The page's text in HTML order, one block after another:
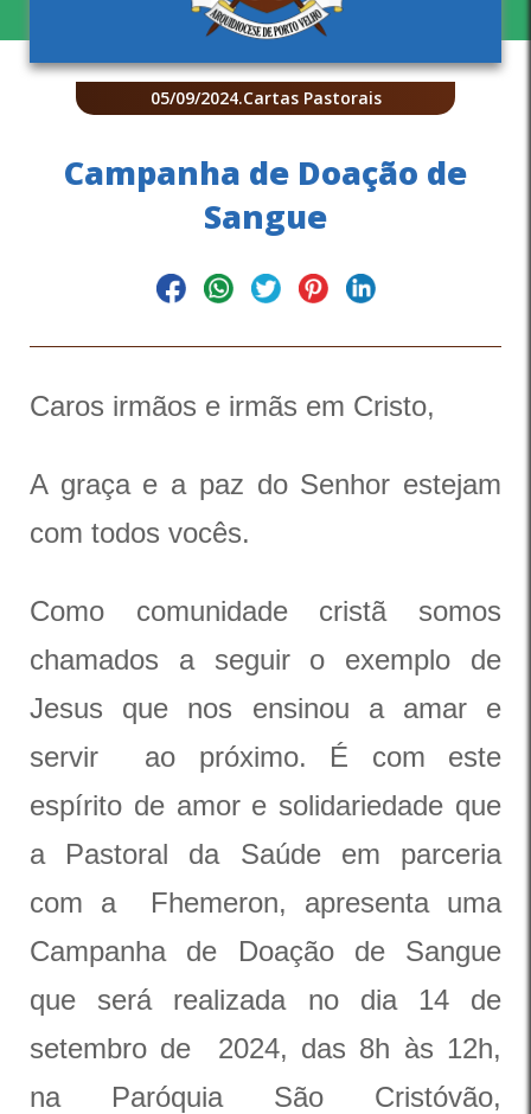
05/09/2024.Cartas Pastorais
Campanha de Doação de
Sangue
Caros irmãos e irmãs em Cristo,
A graça e a paz do Senhor estejam
com todos vocês.
Como comunidade cristã somos
chamados a seguir o exemplo de
Jesus que nos ensinou a amar e
servir ao próximo. É com este
espírito de amor e solidariedade que
a Pastoral da Saúde em parceria
com a Fhemeron, apresenta uma
Campanha de Doação de Sangue
que será realizada no dia 14 de
setembro de 2024, das 8h às 12h,
na Paróquia São Cristóvão,